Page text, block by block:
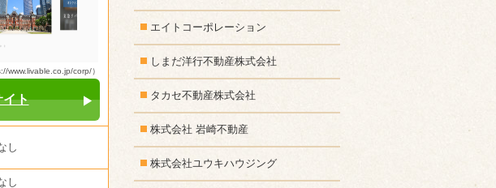
www.livable.co.jp/corp/）
イト
し
し
エイトコーポレーション
しまだ洋行不動産株式会社
タカセ不動産株式会社
株式会社 岩崎不動産
株式会社ユウキハウジング